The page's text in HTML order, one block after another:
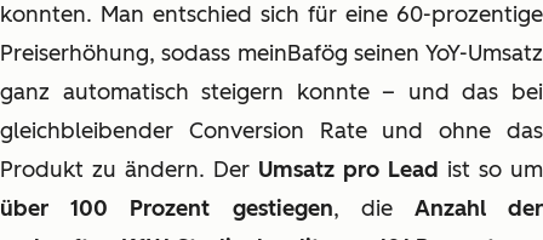
konnten. Man entschied sich für eine 60-prozentige
Preiserhöhung, sodass meinBafög seinen YoY-Umsatz
ganz automatisch steigern konnte – und das bei
gleichbleibender Conversion Rate und ohne das
Produkt zu ändern. Der Umsatz pro Lead ist so um
über 100 Prozent gestiegen, die Anzahl der